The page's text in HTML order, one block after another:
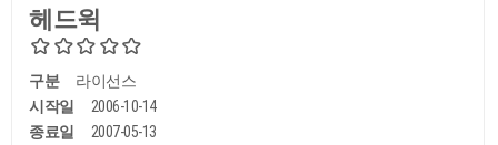
헤드윅
구분
라이선스
시작일
2006-10-14
종료일
2007-05-13